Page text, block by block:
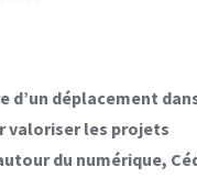
d’un déplacement
valoriser les projets
du numérique,